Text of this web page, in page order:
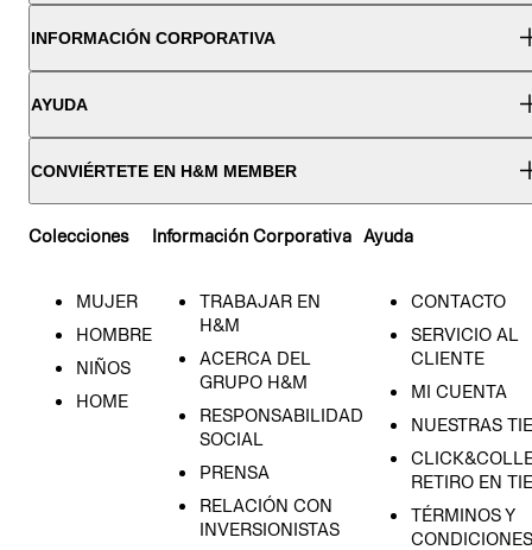
INFORMACIÓN CORPORATIVA
AYUDA
CONVIÉRTETE EN H&M MEMBER
Colecciones
MUJER
HOMBRE
NIÑOS
HOME
Información Corporativa
TRABAJAR EN
H&M
ACERCA DEL
GRUPO H&M
RESPONSABILIDAD
SOCIAL
PRENSA
RELACIÓN CON
INVERSIONISTAS
Ayuda
CONTACTO
SERVICIO AL
CLIENTE
MI CUENTA
NUESTRAS
RETIRO EN
TÉRMINOS Y
CONDICIONES